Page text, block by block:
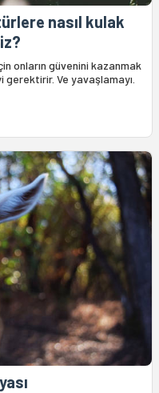
nasıl kulak
onların güvenini kazanmak
Ve yavaşlamayı.